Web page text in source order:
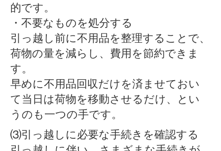
的です。
・不要なものを処分する
引っ越し前に不用品を整理することで、
荷物の量を減らし、費用を節約できま
す。
早めに不用品回収だけを済ませておい
て当日は荷物を移動させるだけ、とい
うのも一つの手です。
⑶引っ越しに必要な手続きを確認する